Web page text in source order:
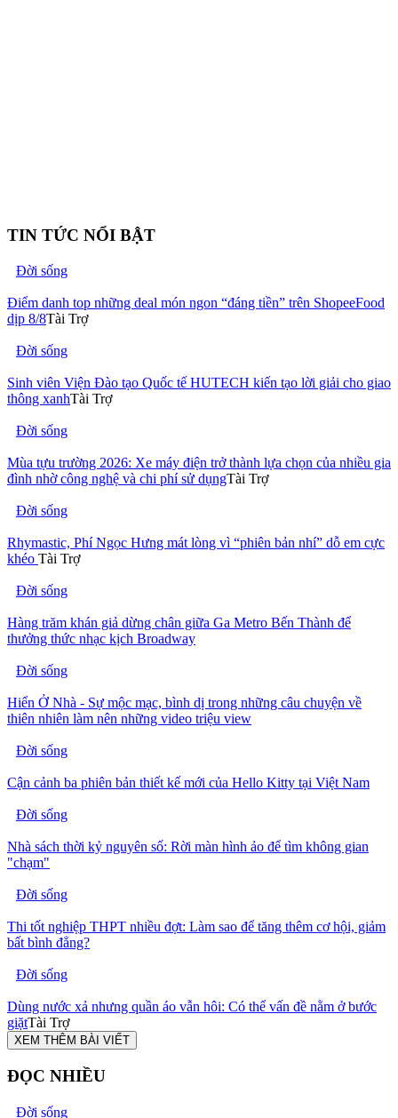
TIN TỨC NỔI BẬT
Đời sống
Điểm danh top những deal món ngon “đáng tiền” trên ShopeeFood
dịp 8/8Tài Trợ
Đời sống
Sinh viên Viện Đào tạo Quốc tế HUTECH kiến tạo lời giải cho giao
thông xanhTài Trợ
Đời sống
Mùa tựu trường 2026: Xe máy điện trở thành lựa chọn của nhiều gia
đình nhờ công nghệ và chi phí sử dụngTài Trợ
Đời sống
Rhymastic, Phí Ngọc Hưng mát lòng vì “phiên bản nhí” dỗ em cực
khéo Tài Trợ
Đời sống
Hàng trăm khán giả dừng chân giữa Ga Metro Bến Thành để
thưởng thức nhạc kịch Broadway
Đời sống
Hiển Ở Nhà - Sự mộc mạc, bình dị trong những câu chuyện về
thiên nhiên làm nên những video triệu view
Đời sống
Cận cảnh ba phiên bản thiết kế mới của Hello Kitty tại Việt Nam
Đời sống
Nhà sách thời kỷ nguyên số: Rời màn hình ảo để tìm không gian
"chạm"
Đời sống
Thi tốt nghiệp THPT nhiều đợt: Làm sao để tăng thêm cơ hội, giảm
bất bình đẳng?
Đời sống
Dùng nước xả nhưng quần áo vẫn hôi: Có thể vấn đề nằm ở bước
giặtTài Trợ
XEM THÊM BÀI VIẾT
ĐỌC NHIỀU
Đời sống